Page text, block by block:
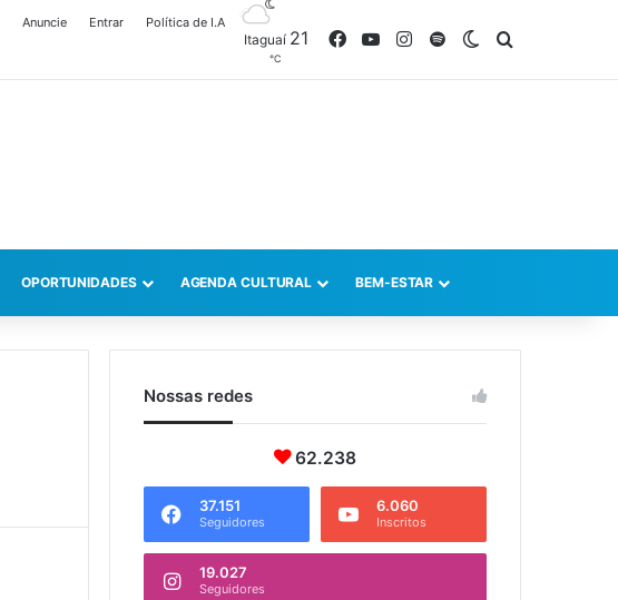
Anuncie Entrar Política de I.A
Itaguaí 21
℃
FacebookYouTubeInstagram
SpotifySwitch skin
OPORTUNIDADES AGENDA CULTURAL BEM-ESTAR
Nossas redes
62.238
37.151
Seguidores
6.060
Inscritos
19.027
Seguidores